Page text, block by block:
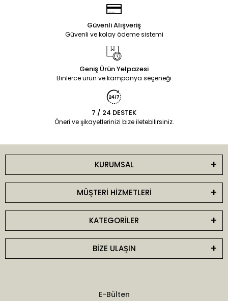
Güvenli Alışveriş
Güvenli ve kolay ödeme sistemi
Geniş Ürün Yelpazesi
Binlerce ürün ve kampanya seçeneği
7 / 24 DESTEK
Öneri ve şikayetlerinizi bize iletebilirsiniz.
KURUMSAL
MÜŞTERİ HİZMETLERİ
KATEGORİLER
BİZE ULAŞIN
E-Bülten